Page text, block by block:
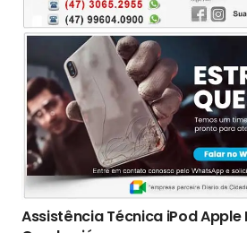
Assistência Técnica iPod Apple